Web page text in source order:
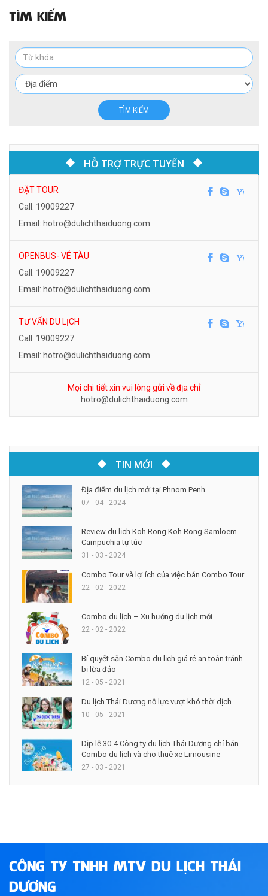
TÌM KIẾM
TÌM KIẾM
HỖ TRỢ TRỰC TUYẾN
ĐẶT TOUR
Call: 19009227
Email: hotro@dulichthaiduong.com
OPENBUS- VÉ TÀU
Call: 19009227
Email: hotro@dulichthaiduong.com
TƯ VẤN DU LỊCH
Call: 19009227
Email: hotro@dulichthaiduong.com
Mọi chi tiết xin vui lòng gửi về địa chỉ
hotro@dulichthaiduong.com
TIN MỚI
Địa điểm du lịch mới tại Phnom Penh
07 - 04 - 2024
Review du lịch Koh Rong Koh Rong Samloem
Campuchia tự túc
31 - 03 - 2024
Combo Tour và lợi ích của việc bán Combo Tour
22 - 02 - 2022
Combo du lịch – Xu hướng du lịch mới
22 - 02 - 2022
Bí quyết săn Combo du lịch giá rẻ an toàn tránh
bị lừa đảo
12 - 05 - 2021
Du lịch Thái Dương nỗ lực vượt khó thời dịch
10 - 05 - 2021
Dịp lễ 30-4 Công ty du lịch Thái Dương chỉ bán
Combo du lịch và cho thuê xe Limousine
27 - 03 - 2021
CÔNG TY TNHH MTV DU LỊCH THÁI
DƯƠNG